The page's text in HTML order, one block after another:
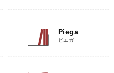
Piega
ピエガ